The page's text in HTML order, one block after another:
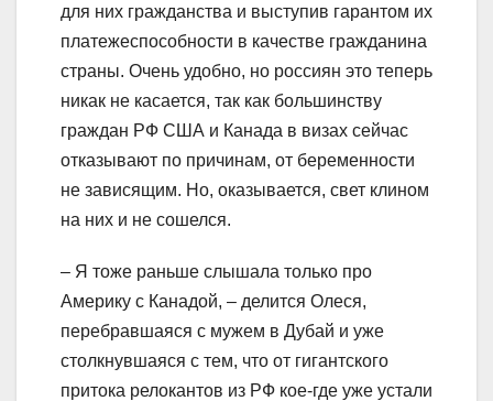
для них гражданства и выступив гарантом их
платежеспособности в качестве гражданина
страны. Очень удобно, но россиян это теперь
никак не касается, так как большинству
граждан РФ США и Канада в визах сейчас
отказывают по причинам, от беременности
не зависящим. Но, оказывается, свет клином
на них и не сошелся.
– Я тоже раньше слышала только про
Америку с Канадой, – делится Олеся,
перебравшаяся с мужем в Дубай и уже
столкнувшаяся с тем, что от гигантского
притока релокантов из РФ кое-где уже устали